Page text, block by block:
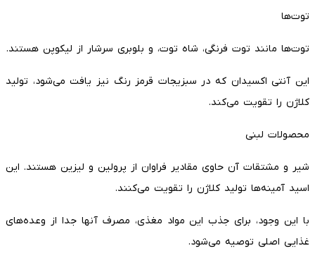
توت‌ها
توت‌ها مانند توت فرنگی، شاه توت، و بلوبری سرشار از لیکوپن هستند.
این آنتی اکسیدان که در سبزیجات قرمز رنگ نیز یافت می‌شود، تولید
کلاژن را تقویت می‌کند.
محصولات لبنی
شیر و مشتقات آن حاوی مقادیر فراوان از پرولین و لیزین هستند. این
اسید آمینه‌ها تولید کلاژن را تقویت می‌کنند.
با این وجود، برای جذب این مواد مغذی، مصرف آنها جدا از وعده‌های
غذایی اصلی توصیه می‌شود.